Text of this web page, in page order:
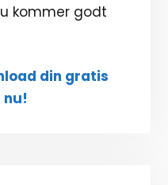
kommer godt
din gratis
nu!